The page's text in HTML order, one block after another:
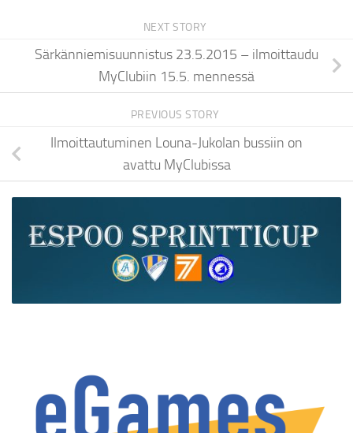
NEXT STORY
Särkänniemisuunnistus 23.5.2015 – ilmoittaudu
MyClubiin 15.5. mennessä
PREVIOUS STORY
Ilmoittautuminen Louna-Jukolan bussiin on
avattu MyClubissa